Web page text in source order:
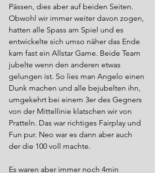
Pässen, dies aber auf beiden Seiten.
Obwohl wir immer weiter davon zogen,
hatten alle Spass am Spiel und es
entwickelte sich umso näher das Ende
kam fast ein Allstar Game. Beide Team
jubelte wenn den anderen etwas
gelungen ist. So lies man Angelo einen
Dunk machen und alle bejubelten ihn,
umgekehrt bei einem 3er des Gegners
von der Mittellinie klatschen wir von
Pratteln. Das war richtiges Fairplay und
Fun pur. Neo war es dann aber auch
der die 100 voll machte.
Es waren aber immer noch 4min